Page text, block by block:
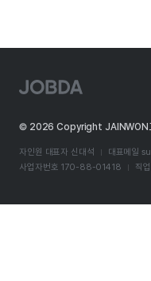
D
© 2026 Copyright JAINWON
자인원 대표자 신대석 대표메일
사업자번호 170-88-01418
직